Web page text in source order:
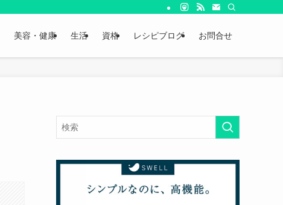
美容・健康 生活 資格 レシピブログ お問合せ